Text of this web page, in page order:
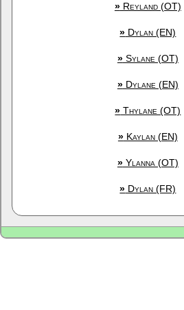
»Reyland (OT)
» Dylan (EN)
»Sylane (OT)
»Dylane (EN)
» Thylane (OT)
»Kaylan (EN)
»Ylanna (OT)
» Dylan (FR)